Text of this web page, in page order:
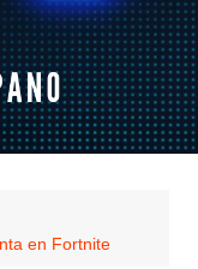
en Fortnite